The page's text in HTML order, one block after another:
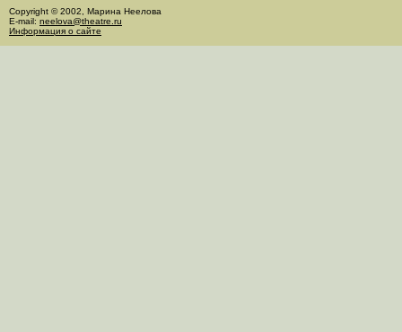
Copyright © 2002, Марина Неелова
E-mail: neelova@theatre.ru
Информация о сайте